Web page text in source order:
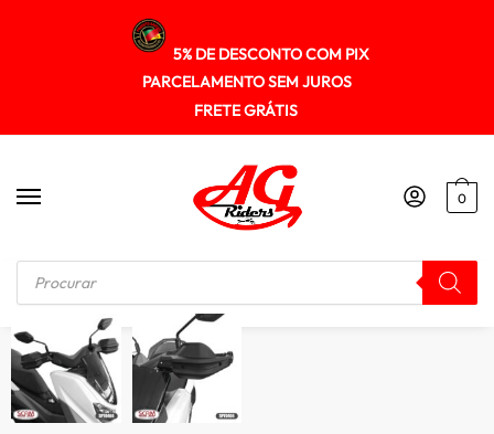
5% DE DESCONTO COM PIX
PARCELAMENTO SEM JUROS
FRETE GRÁTIS
0
Início / PROTETOR DE MÃO GUIDÃO Protetor De Mao Yamaha Nmax160 2016+ Scam Spto404